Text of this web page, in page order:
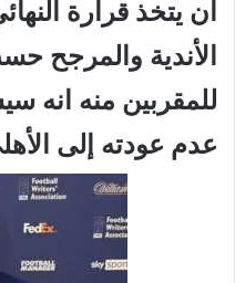
أن يتخذ قرارة
الأندية والمرجح
للمقربين منه انه
عدم عودته إلى